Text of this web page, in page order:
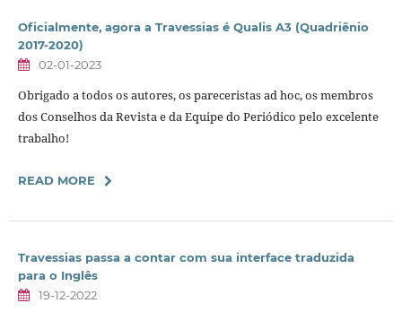
Oficialmente, agora a Travessias é Qualis A3 (Quadriênio
2017-2020)
02-01-2023
Obrigado a todos os autores, os pareceristas ad hoc, os membros
dos Conselhos da Revista e da Equipe do Periódico pelo excelente
trabalho!
READ MORE
Travessias passa a contar com sua interface traduzida
para o Inglês
19-12-2022